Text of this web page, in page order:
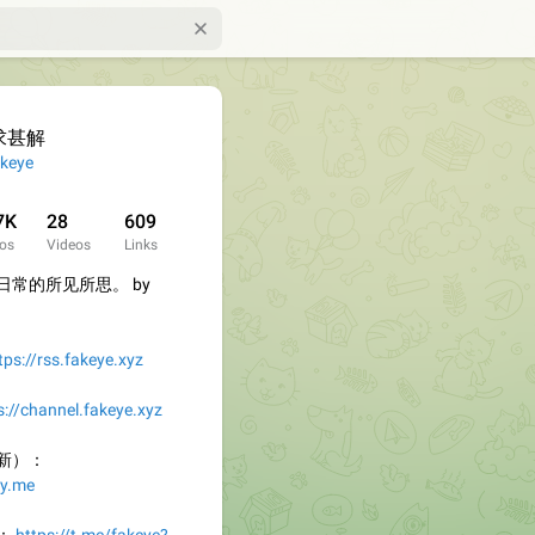
甚解
28
Videos
609
Links
常的所见所思。 by
rss.fakeye.xyz
channel.fakeye.xyz
）：